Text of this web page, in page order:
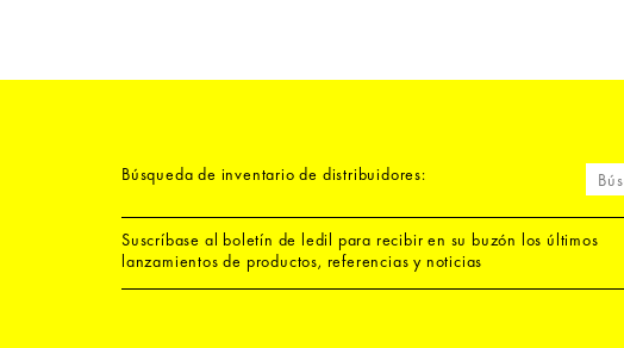
Búsqueda de inventario de distribuidores:
Suscríbase al boletín de ledil para recibir en su buzón los últimos
lanzamientos de productos, referencias y noticias